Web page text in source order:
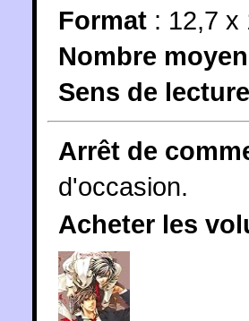
Format : 12,7 x
Nombre
Sens de lecture
Arrêt de
d'occasion.
Acheter les